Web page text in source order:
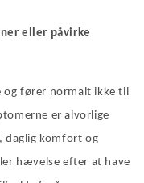
eller påvirke
og fører normalt ikke til
er alvorlige
daglig komfort og
hævelse efter at have